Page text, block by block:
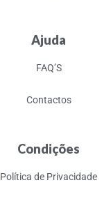
Ajuda
FAQ’S
Contactos
Condições
Política de Privacidade